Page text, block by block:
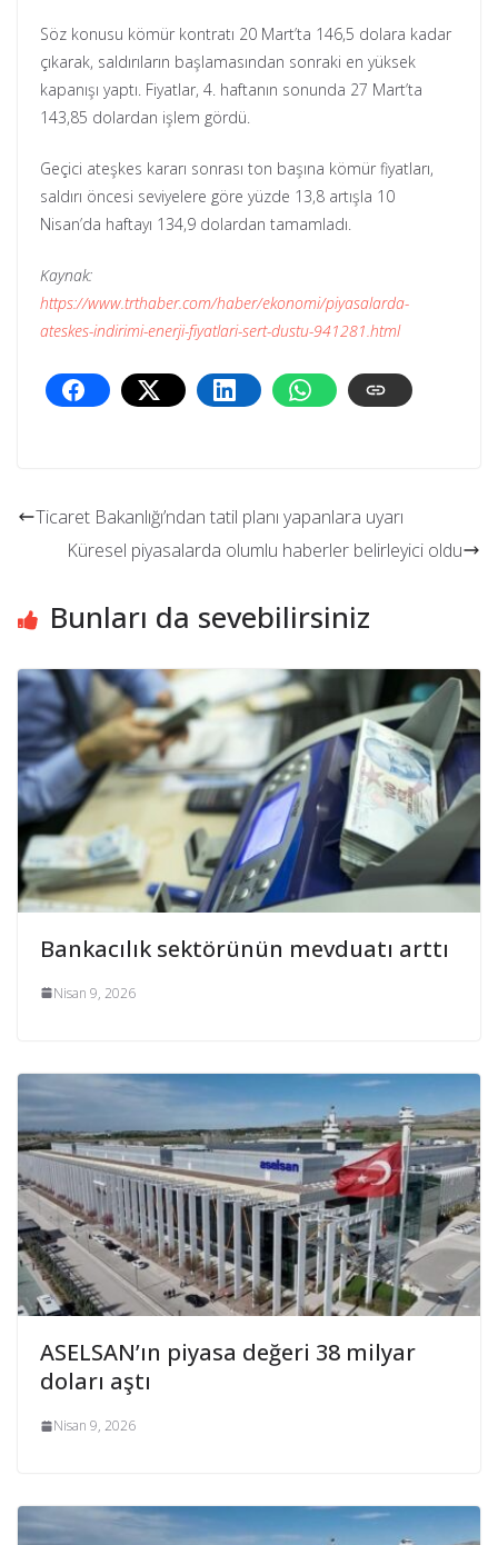
Söz konusu kömür kontratı 20 Mart’ta 146,5 dolara kadar
çıkarak, saldırıların başlamasından sonraki en yüksek
kapanışı yaptı. Fiyatlar, 4. haftanın sonunda 27 Mart’ta
143,85 dolardan işlem gördü.
Geçici ateşkes kararı sonrası ton başına kömür fiyatları,
saldırı öncesi seviyelere göre yüzde 13,8 artışla 10
Nisan’da haftayı 134,9 dolardan tamamladı.
Kaynak:
https://www.trthaber.com/haber/ekonomi/piyasalarda-
ateskes-indirimi-enerji-fiyatlari-sert-dustu-941281.html
Ticaret Bakanlığı’ndan tatil planı yapanlara uyarı
Küresel piyasalarda olumlu haberler belirleyici oldu
Bunları da sevebilirsiniz
Bankacılık sektörünün mevduatı arttı
Nisan 9, 2026
ASELSAN’ın piyasa değeri 38 milyar
doları aştı
Nisan 9, 2026